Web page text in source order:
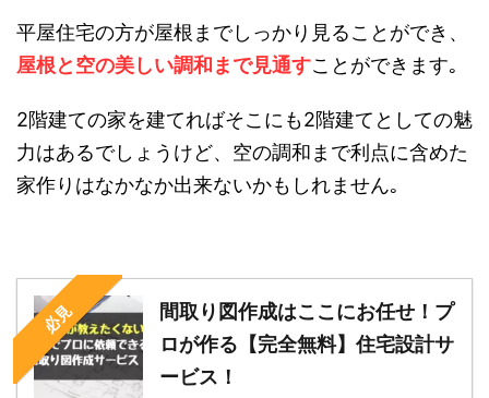
平屋住宅の方が屋根までしっかり見ることができ、
屋根と空の美しい調和まで見通すことができます｡
2階建ての家を建てればそこにも2階建てとしての魅
力はあるでしょうけど、空の調和まで利点に含めた
家作りはなかなか出来ないかもしれません｡
必見
間取り図作成はここにお任せ！プ
ロが作る【完全無料】住宅設計サ
ービス！